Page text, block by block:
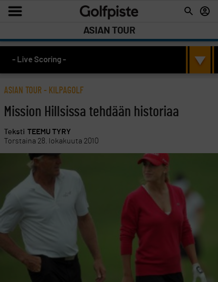
ASIAN TOUR
- Live Scoring -
ASIAN TOUR - KILPAGOLF
Mission Hillsissa tehdään historiaa
Teksti TEEMU TYRY
Torstaina 28. lokakuuta 2010